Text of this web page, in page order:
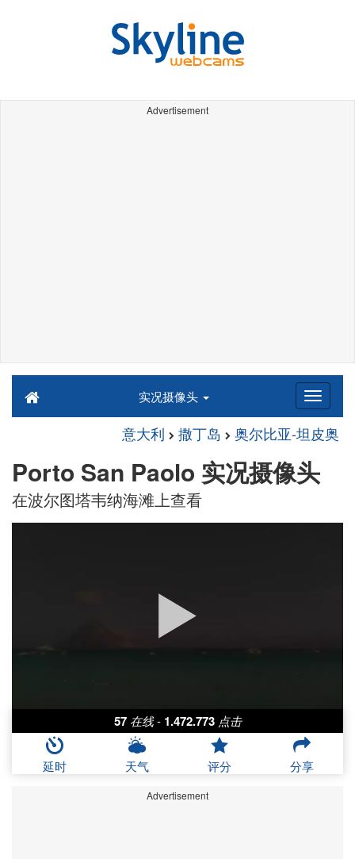
Advertisement
实况摄像头
意大利 撒丁岛 奥尔比亚-坦皮奥
Porto San Paolo 实况摄像头
在波尔图塔韦纳海滩上查看
57 在线 - 1.472.773 点击
延时 天气 评分 分享
Advertisement